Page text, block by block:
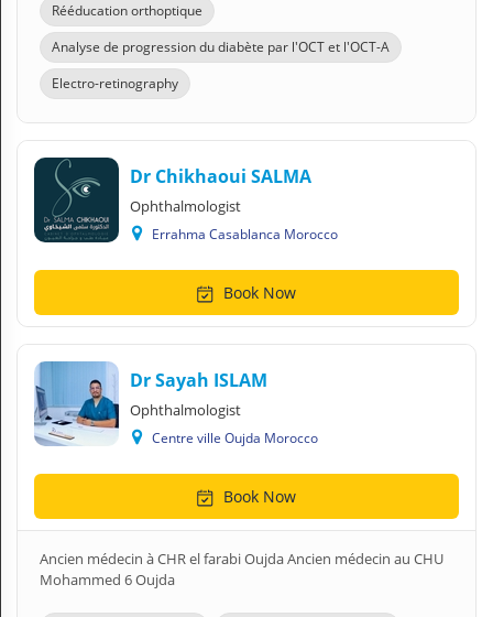
Rééducation orthoptique
Analyse de progression du diabète par l'OCT et l'OCT-A
Electro-retinography
Dr Chikhaoui SALMA
Ophthalmologist
Errahma Casablanca Morocco
Book Now
Dr Sayah ISLAM
Ophthalmologist
Centre ville Oujda Morocco
Book Now
Ancien médecin à CHR el farabi Oujda Ancien médecin au CHU
Mohammed 6 Oujda